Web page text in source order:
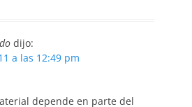
dijo:
a las 12:49 pm
depende en parte del